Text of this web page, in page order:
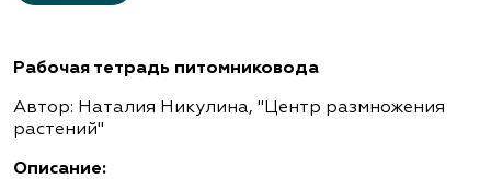
Рабочая тетрадь питомниковода
Автор: Наталия Никулина, "Центр размножения
растений"
Описание: